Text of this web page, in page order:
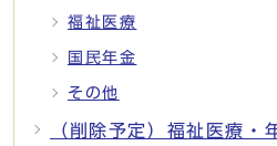
福祉医療
国民年金
その他
（削除予定）福祉医療・